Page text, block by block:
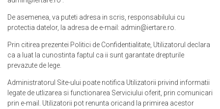
De asemenea, va puteti adresa in scris, responsabilului cu
protectia datelor, la adresa de e-mail: admin@iertare.ro
Prin citirea prezentei Politici de Confidentialitate , Utilizatorul declara
ca a luat la cunostinta faptul ca ii sunt garantate drepturile
prevazute de lege.
Administratorul Site-ului poate notifica Utilizatorii privind informatii
legate de utlizarea si functionarea Serviciului oferit, prin comunicari
prin e-mail. Utilizatorii pot renunta oricand la primirea acestor